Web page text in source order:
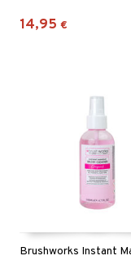
14,95 €